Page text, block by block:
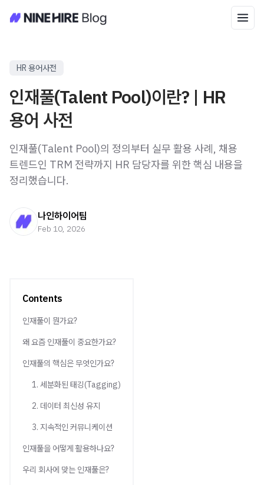
HR 용어사전
인재풀(Talent Pool)이란? | HR
용어 사전
인재풀(Talent Pool)의 정의부터 실무 활용 사례, 채용
트렌드인 TRM 전략까지 HR 담당자를 위한 핵심 내용을
정리했습니다.
나인하이어팀
Feb 10, 2026
Contents
인재풀이 뭔가요?
왜 요즘 인재풀이 중요한가요?
인재풀의 핵심은 무엇인가요?
1. 세분화된 태깅(Tagging)
2. 데이터 최신성 유지
3. 지속적인 커뮤니케이션
인재풀을 어떻게 활용하나요?
우리 회사에 맞는 인재풀은?